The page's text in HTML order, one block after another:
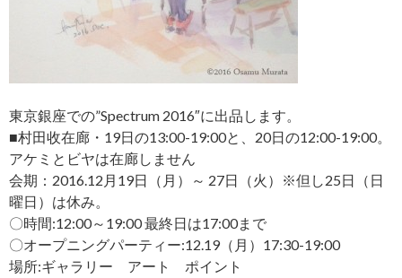
東京銀座での”Spectrum 2016″に出品します。
■村田收在廊・19日の13:00-19:00と、20日の12:00-19:00。
アケミとビヤは在廊しません
会期：2016.12月19日（月）～ 27日（火）※但し25日（日
曜日）は休み。
〇時間:12:00～19:00 最終日は17:00まで
〇オープニングパーティー:12.19（月）17:30-19:00
場所:ギャラリー アート ポイント